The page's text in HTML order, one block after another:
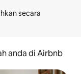
secara
anda di Airbnb